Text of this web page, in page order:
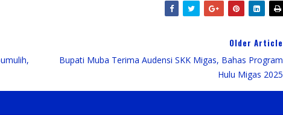
Older Article
Bupati Muba Terima Audensi SKK Migas, Bahas Program
Hulu Migas 2025